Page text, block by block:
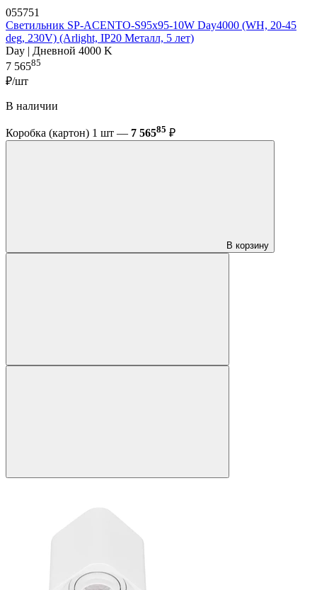
055751
Светильник SP-ACENTO-S95x95-10W Day4000 (WH, 20-45
deg, 230V) (Arlight, IP20 Металл, 5 лет)
Day | Дневной 4000 K
7 56585
₽/шт
В наличии
Коробка (картон) 1 шт — 7 56585 ₽
В корзину